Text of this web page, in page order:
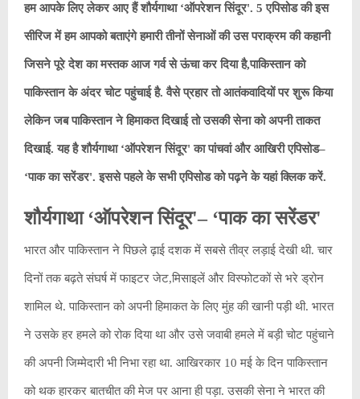
हम आपके लिए लेकर आए हैं शौर्यगाथा ‘ऑपरेशन सिंदूर'. 5 एपिसोड की इस
सीरिज में हम आपको बताएंगे हमारी तीनों सेनाओं की उस पराक्रम की कहानी
जिसने पूरे देश का मस्तक आज गर्व से ऊंचा कर दिया है,पाकिस्तान को
पाकिस्तान के अंदर चोट पहुंचाई है. वैसे प्रहार तो आतंकवादियों पर शुरू किया
लेकिन जब पाकिस्तान ने हिमाकत दिखाई तो उसकी सेना को अपनी ताकत
दिखाई. यह है शौर्यगाथा ‘ऑपरेशन सिंदूर' का पांचवां और आखिरी एपिसोड–
‘पाक का सरेंडर'. इससे पहले के सभी एपिसोड को पढ़ने के यहां क्लिक करें.
शौर्यगाथा ‘ऑपरेशन सिंदूर'– ‘पाक का सरेंडर'
भारत और पाकिस्तान ने पिछले ढ़ाई दशक में सबसे तीव्र लड़ाई देखी थी. चार
दिनों तक बढ़ते संघर्ष में फाइटर जेट,मिसाइलें और विस्फोटकों से भरे ड्रोन
शामिल थे. पाकिस्तान को अपनी हिमाकत के लिए मुंह की खानी पड़ी थी. भारत
ने उसके हर हमले को रोक दिया था और उसे जवाबी हमले में बड़ी चोट पहुंचाने
की अपनी जिम्मेदारी भी निभा रहा था. आखिरकार 10 मई के दिन पाकिस्तान
को थक हारकर बातचीत की मेज पर आना ही पड़ा. उसकी सेना ने भारत की